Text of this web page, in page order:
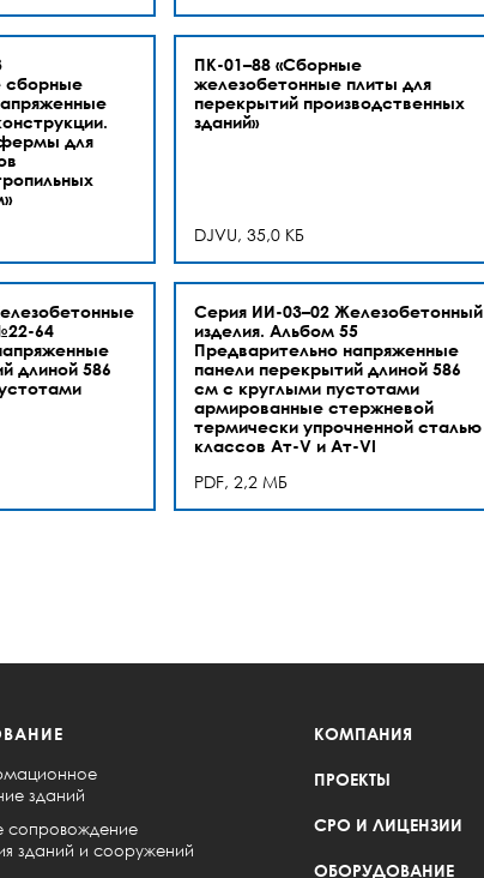
сборные
для
ПК-01–88 «Сборные
железобетонные плиты для
перекрытий производственных
зданий»
DJVU, 35,0 КБ
64
длиной 586
Серия ИИ-03–02 Железобетонный
изделия. Альбом 55
Предварительно напряженные
панели перекрытий длиной 586
см с круглыми пустотами
армированные стержневой
термически упрочненной сталью
классов Ат-V и Ат-VI
PDF, 2,2 МБ
зданий
сопровождение
зданий и сооружений
КОМПАНИЯ
ПРОЕКТЫ
СРО И ЛИЦЕНЗИИ
ОБОРУДОВАНИЕ